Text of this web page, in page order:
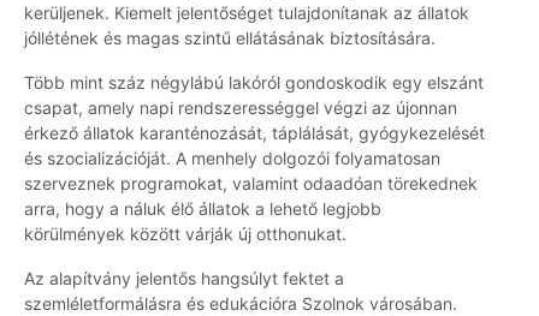
kerüljenek. Kiemelt jelentőséget tulajdonítanak az állatok
jóllétének és magas szintű ellátásának biztosítására.
Több mint száz négylábú lakóról gondoskodik egy elszánt
csapat, amely napi rendszerességgel végzi az újonnan
érkező állatok karanténozását, táplálását, gyógykezelését
és szocializációját. A menhely dolgozói folyamatosan
szerveznek programokat, valamint odaadóan törekednek
arra, hogy a náluk élő állatok a lehető legjobb
körülmények között várják új otthonukat.
Az alapítvány jelentős hangsúlyt fektet a
szemléletformálásra és edukációra Szolnok városában.